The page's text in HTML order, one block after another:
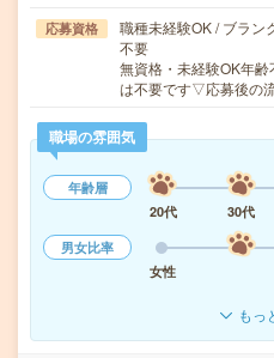
応募資格
職種未経験OK / ブラン
不要
無資格・未経験OK年
は不要です▽応募後の
職場の雰囲気
年齢層
20代
30代
男女比率
女性
もっ